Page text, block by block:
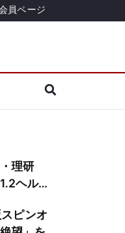
員ページ
理研
ヘルツ
ピンオ